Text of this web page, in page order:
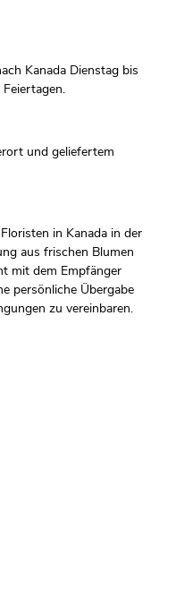
Kanada Dienstag bis
und geliefertem
in Kanada in der
aus frischen Blumen
mit dem Empfänger
persönliche Übergabe
zu vereinbaren.